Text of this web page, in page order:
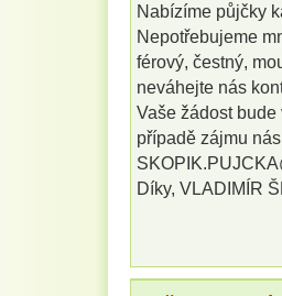
Nabízíme půjčky
Nepotřebujeme
férový, čestný,
neváhejte nás
Vaše žádost
případě zájmu
Díky, VLADIMÍR